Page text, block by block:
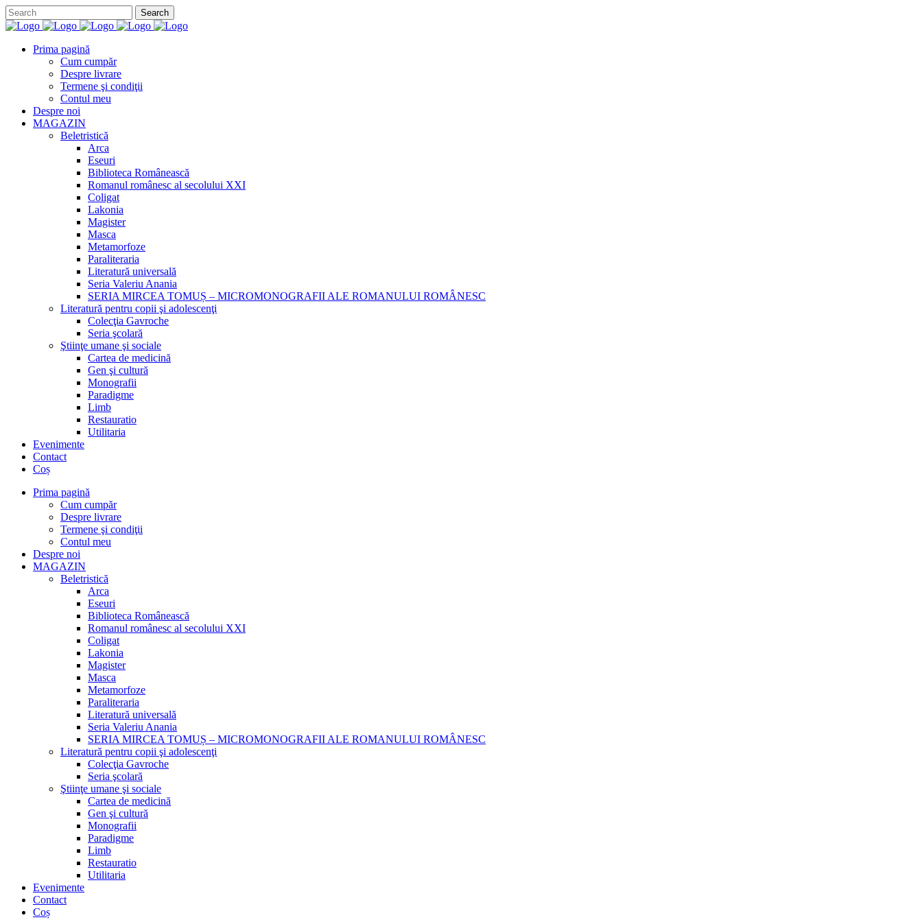
Prima pagină
Cum cumpăr
Despre livrare
Termene şi condiţii
Contul meu
Despre noi
MAGAZIN
Beletristică
Arca
Eseuri
Biblioteca Românească
Romanul românesc al secolului XXI
Coligat
Lakonia
Magister
Masca
Metamorfoze
Paraliteraria
Literatură universală
Seria Valeriu Anania
SERIA MIRCEA TOMUȘ – MICROMONOGRAFII ALE ROMANULUI ROMÂNESC
Literatură pentru copii şi adolescenţi
Colecţia Gavroche
Seria şcolară
Ştiinţe umane şi sociale
Cartea de medicină
Gen şi cultură
Monografii
Paradigme
Limb
Restauratio
Utilitaria
Evenimente
Contact
Coș
Prima pagină
Cum cumpăr
Despre livrare
Termene şi condiţii
Contul meu
Despre noi
MAGAZIN
Beletristică
Arca
Eseuri
Biblioteca Românească
Romanul românesc al secolului XXI
Coligat
Lakonia
Magister
Masca
Metamorfoze
Paraliteraria
Literatură universală
Seria Valeriu Anania
SERIA MIRCEA TOMUȘ – MICROMONOGRAFII ALE ROMANULUI ROMÂNESC
Literatură pentru copii şi adolescenţi
Colecţia Gavroche
Seria şcolară
Ştiinţe umane şi sociale
Cartea de medicină
Gen şi cultură
Monografii
Paradigme
Limb
Restauratio
Utilitaria
Evenimente
Contact
Coș